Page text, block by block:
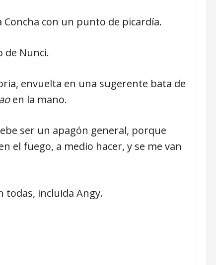
con un punto de picardía.
de Nunci.
envuelta en una sugerente bata de
en la mano.
ser un apagón general, porque
el fuego, a medio hacer, y se me van
incluida Angy.